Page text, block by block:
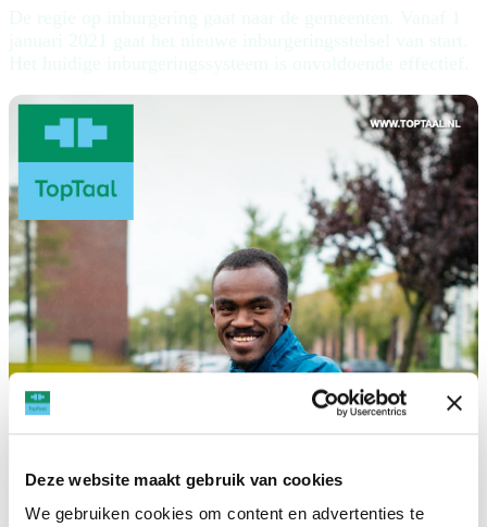
Deze website maakt gebruik van cookies
We gebruiken cookies om content en advertenties te